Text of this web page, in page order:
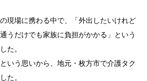
現場に携わる中で、「外出したいけれど
うだけでも家族に負担がかかる」という
た。
いう思いから、地元・枚方市で介護タク
た。